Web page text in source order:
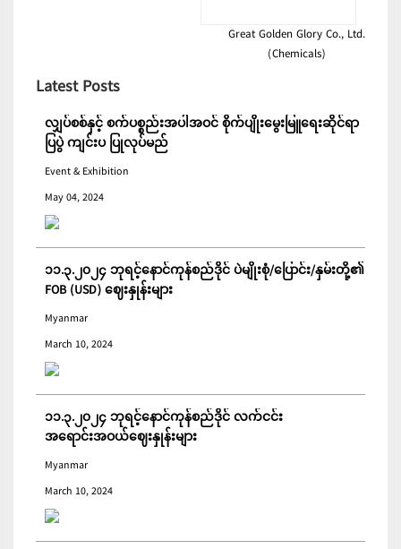
Great Golden Glory Co., Ltd.
(Chemicals)
Latest Posts
လျှပ်စစ်နှင့် စက်ပစ္စည်းအပါအဝင် စိုက်ပျိုးမွေးမြူရေးဆိုင်ရာ
ပြပွဲ ကျင်းပ ပြုလုပ်မည်
Event & Exhibition
May 04, 2024
၁၁.၃.၂၀၂၄ ဘုရင့်နောင်ကုန်စည်ဒိုင် ပဲမျိုးစုံ/ပြောင်း/နှမ်းတို့၏
FOB (USD) ဈေးနှုန်းများ
Myanmar
March 10, 2024
၁၁.၃.၂၀၂၄ ဘုရင့်နောင်ကုန်စည်ဒိုင် လက်ငင်း
အရောင်းအဝယ်ဈေးနှုန်းများ
Myanmar
March 10, 2024